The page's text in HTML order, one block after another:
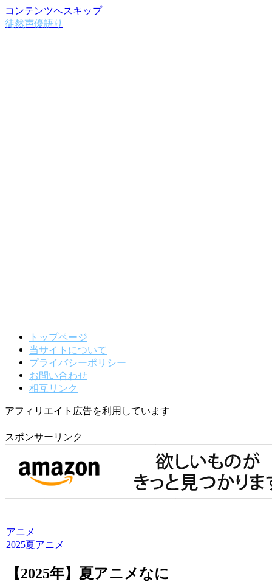
コンテンツへスキップ
徒然声優語り
トップページ
当サイトについて
プライバシーポリシー
お問い合わせ
相互リンク
アフィリエイト広告を利用しています
スポンサーリンク
アニメ
2025夏アニメ
【2025年】夏アニメなに